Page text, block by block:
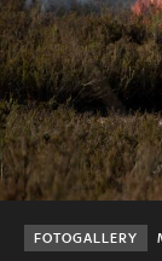
FOTOGALLERY